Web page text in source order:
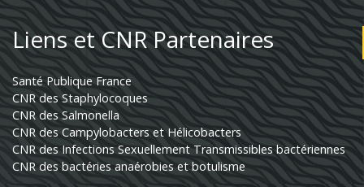
Liens et CNR Partenaires
Santé Publique France
CNR des Staphylocoques
CNR des Salmonella
CNR des Campylobacters et Hélicobacters
CNR des Infections Sexuellement Transmissibles bactériennes
CNR des bactéries anaérobies et botulisme